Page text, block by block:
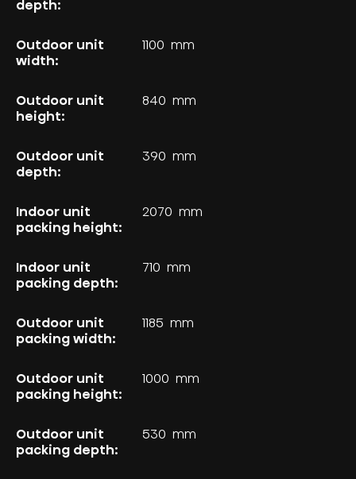
depth:
Outdoor unit
width:
1100 mm
Outdoor unit
height:
840 mm
Outdoor unit
depth:
390 mm
Indoor unit
packing height:
2070 mm
Indoor unit
packing depth:
710 mm
Outdoor unit
packing width:
1185 mm
Outdoor unit
packing height:
1000 mm
Outdoor unit
packing depth:
530 mm